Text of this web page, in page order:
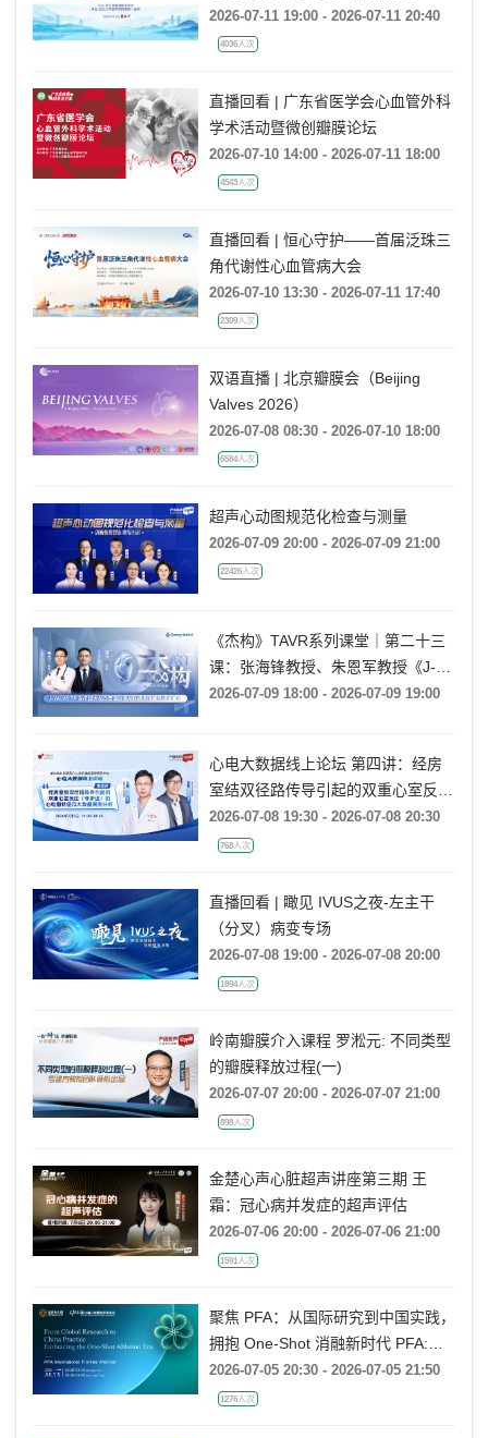
2026-07-11 19:00 - 2026-07-11 20:40
4036人次
直播回看 | 广东省医学会心血管外科
学术活动暨微创瓣膜论坛
2026-07-10 14:00 - 2026-07-11 18:00
4543人次
直播回看 | 恒心守护——首届泛珠三
角代谢性心血管病大会
2026-07-10 13:30 - 2026-07-11 17:40
2309人次
双语直播 | 北京瓣膜会（Beijing
Valves 2026）
2026-07-08 08:30 - 2026-07-10 18:00
6584人次
超声心动图规范化检查与测量
2026-07-09 20:00 - 2026-07-09 21:00
22426人次
《杰构》TAVR系列课堂｜第二十三
课：张海锋教授、朱恩军教授《J-
VALVE TF 治疗超大左心室流出道
2026-07-09 18:00 - 2026-07-09 19:00
心电大数据线上论坛 第四讲：经房
室结双径路传导引起的双重心室反应
(非折返)的心电图特征及大数据案例
分析
2026-07-08 19:30 - 2026-07-08 20:30
768人次
直播回看 | 瞰见 IVUS之夜-左主干
（分叉）病变专场
2026-07-08 19:00 - 2026-07-08 20:00
1894人次
岭南瓣膜介入课程 罗淞元: 不同类型
的瓣膜释放过程(一)
2026-07-07 20:00 - 2026-07-07 21:00
898人次
金楚心声心脏超声讲座第三期 王
霜：冠心病并发症的超声评估
2026-07-06 20:00 - 2026-07-06 21:00
1591人次
聚焦 PFA：从国际研究到中国实践，
拥抱 One-Shot 消融新时代 PFA:
From Global Research to China
Practice, Embracing the One-Shot
2026-07-05 20:30 - 2026-07-05 21:50
1276人次